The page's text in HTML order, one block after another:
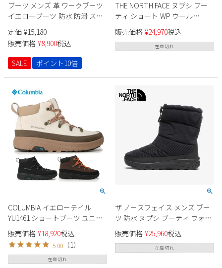
ブーツ メンズ 革 ワークブーツ
イエローブーツ 防水 防滑 スト
リート ミドルカット イエロー
ブラック 黒 本革 ヌバック 冬 紐
靴 歩きやすい 柔らかい Parade
1061 セール
定価 ¥15,180
販売価格 ¥8,900税込
SALE
ポイント10倍
THE NORTH FACE ヌプシ ブー
ティ ショート WP ウール
NF52572 ユニセックス
販売価格 ¥24,970税込
在庫切れ
COLUMBIA イエローテイル
YU1461 ショートブーツ ユニセ
ックス
販売価格 ¥18,920税込
5.00 （1）
在庫切れ
ザ ノースフェイス メンズ ブー
ツ 防水 ヌプシ ブーティ ウォー
タープルーフ VII コーデュロイ
NF52472 KK ブラック 黒 ウィン
ターブーツ 防寒 保温 THE
販売価格 ¥25,960税込
在庫切れ